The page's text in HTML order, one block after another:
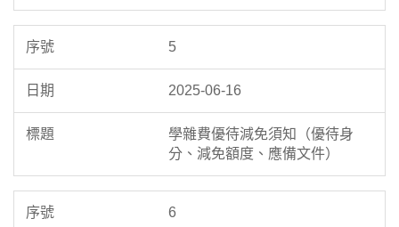
5
2025-06-16
學雜費優待減免須知（優待身
分、減免額度、應備文件）
6